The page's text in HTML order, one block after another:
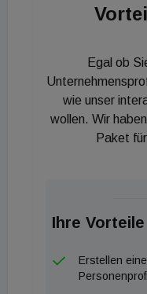
gewinnen und
Egal ob
wie unser
wollen. Wir
Paket
Ihre Vorteile
Erstellen